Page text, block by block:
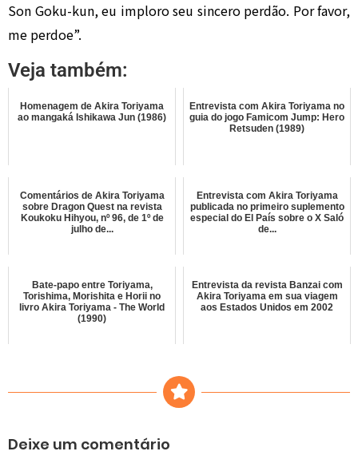
Son Goku-kun, eu imploro seu sincero perdão. Por favor,
me perdoe”.
Veja também:
Homenagem de Akira Toriyama
ao mangaká Ishikawa Jun (1986)
Entrevista com Akira Toriyama no
guia do jogo Famicom Jump: Hero
Retsuden (1989)
Comentários de Akira Toriyama
sobre Dragon Quest na revista
Koukoku Hihyou, nº 96, de 1º de
julho de...
Entrevista com Akira Toriyama
publicada no primeiro suplemento
especial do El País sobre o X Saló
de...
Bate-papo entre Toriyama,
Torishima, Morishita e Horii no
livro Akira Toriyama - The World
(1990)
Entrevista da revista Banzai com
Akira Toriyama em sua viagem
aos Estados Unidos em 2002
Deixe um comentário